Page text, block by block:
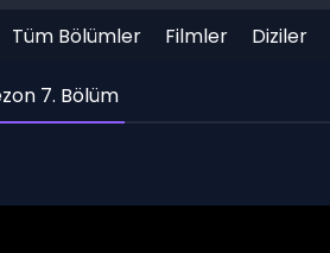
Tüm Bölümler Filmler Diziler
7. Bölüm